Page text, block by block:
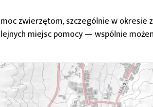
zwierzętom, szczególnie w
miejsc pomocy — wspólnie